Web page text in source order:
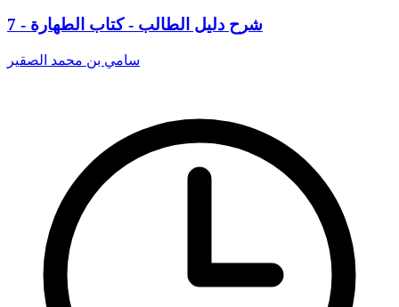
7 - شرح دليل الطالب - كتاب الطهارة
سامي بن محمد الصقير